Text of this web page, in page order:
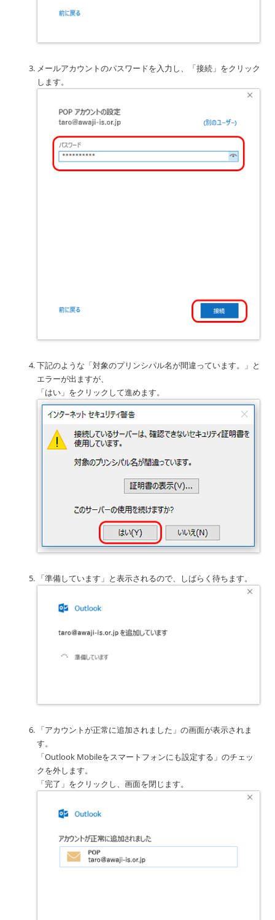
メールアカウントのパスワードを入力し、「接続」をクリック
します。
下記のような「対象のプリンシパル名が間違っています。」と
エラーが出ますが、
「はい」をクリックして進めます。
「準備しています」と表示されるので、しばらく待ちます。
「アカウントが正常に追加されました」の画面が表示されま
す。
「Outlook Mobileをスマートフォンにも設定する」のチェッ
クを外します。
「完了」をクリックし、画面を閉じます。